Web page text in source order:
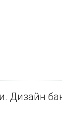
Дизайн